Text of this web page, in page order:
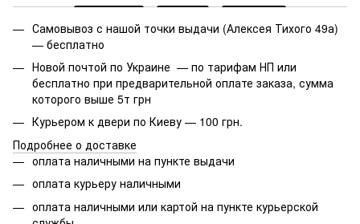
Самовывоз с нашой точки выдачи (Алексея Тихого 49а)
— бесплатно
Новой почтой по Украине — по тарифам НП или
бесплатно при предварительной оплате заказа, сумма
которого выше 5т грн
Курьером к двери по Киеву — 100 грн.
Подробнее о доставке
оплата наличными на пункте выдачи
оплата курьеру наличными
оплата наличными или картой на пункте курьерской